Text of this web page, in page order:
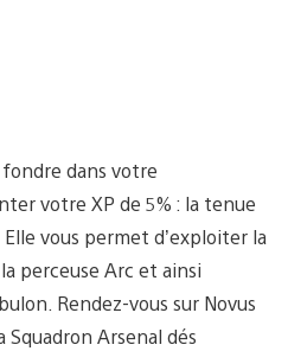
dans votre
votre XP de 5% : la tenue
vous permet d’exploiter la
perceuse Arc et ainsi
Rendez-vous sur Novus
Arsenal dés